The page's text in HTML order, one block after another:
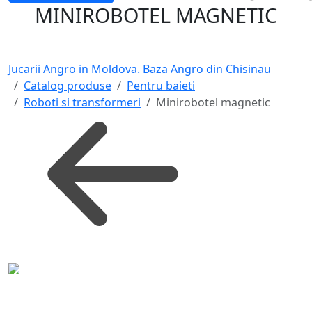
MINIROBOTEL MAGNETIC
Jucarii Angro in Moldova. Baza Angro din Chisinau
Catalog produse
Pentru baieti
Roboti si transformeri
Minirobotel magnetic